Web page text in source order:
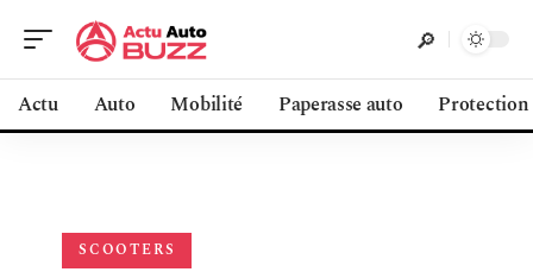
Actu Auto Mobilité Paperasse auto Protection
SCOOTERS